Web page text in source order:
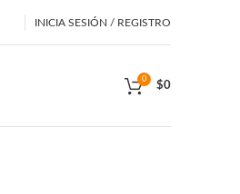
INICIA SESIÓN / REGISTRO
0
$0